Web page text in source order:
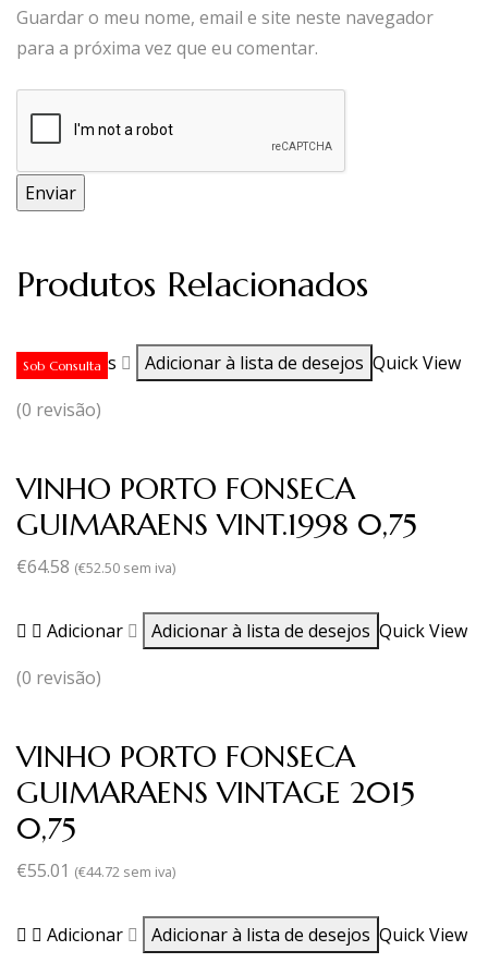
Guardar o meu nome, email e site neste navegador
para a próxima vez que eu comentar.
Produtos Relacionados
Sob Consulta
Ler mais Adicionar à lista de desejos Quick View
(0 revisão)
VINHO PORTO FONSECA
GUIMARAENS VINT.1998 0,75
€64.58 (€52.50 sem iva)
Adicionar Adicionar à lista de desejos Quick View
(0 revisão)
VINHO PORTO FONSECA
GUIMARAENS VINTAGE 2015
0,75
€55.01 (€44.72 sem iva)
Adicionar Adicionar à lista de desejos Quick View